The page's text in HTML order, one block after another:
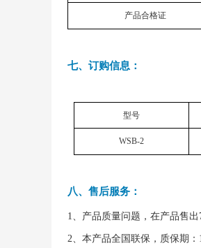
产品合格证
七、订购信息：
型号
WSB-2
八、售后服务：
1、产品质量问题，在产品售
2、本产品全国联保，质保期：